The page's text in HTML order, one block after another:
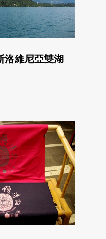
洛維尼亞雙湖